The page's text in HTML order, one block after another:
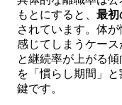
もとにすると、 最初
されています。体
感じてしまうケー
と継続率が上がる
を「慣らし期間」
鍵です。